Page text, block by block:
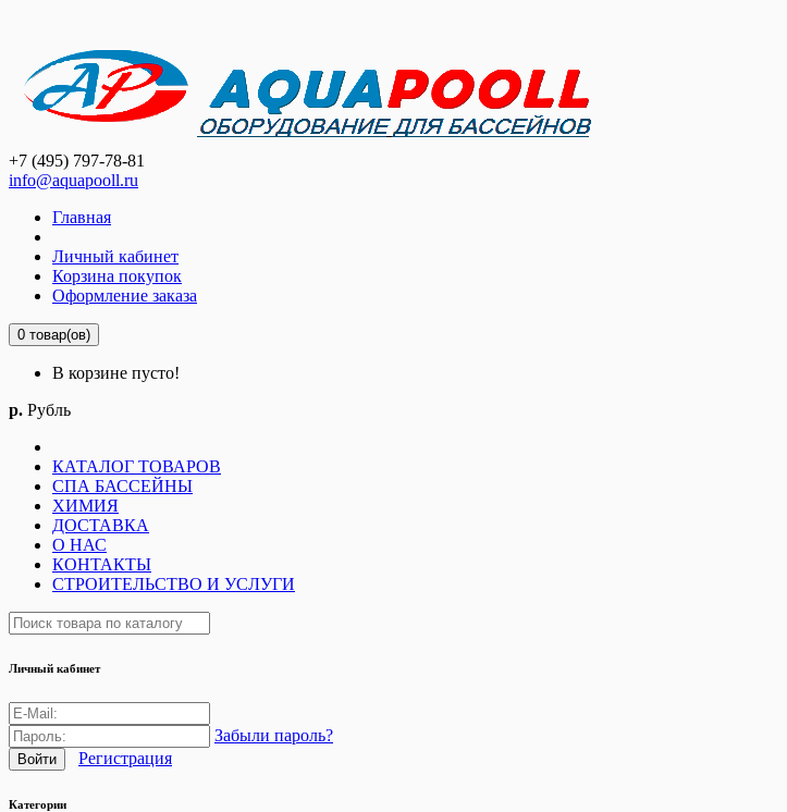
+7 (495) 797-78-81
info@aquapooll.ru
Главная
Личный кабинет
Корзина покупок
Оформление заказа
0 товар(ов)
В корзине пусто!
р. Рубль
КАТАЛОГ ТОВАРОВ
СПА БАССЕЙНЫ
ХИМИЯ
ДОСТАВКА
О НАС
КОНТАКТЫ
СТРОИТЕЛЬСТВО И УСЛУГИ
Личный кабинет
Забыли пароль?
Регистрация
Категории